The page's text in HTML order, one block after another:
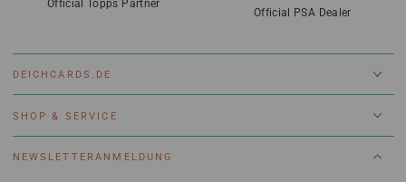
Official Topps Partner
Official PSA Dealer
DEICHCARDS.DE
SHOP & SERVICE
NEWSLETTERANMELDUNG